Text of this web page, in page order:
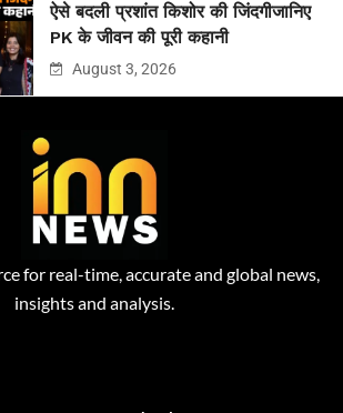
ऐसे बदली प्रशांत किशोर की जिंदगीजानिए
PK के जीवन की पूरी कहानी
August 3, 2026
for real-time, accurate and global news,
insights and analysis.